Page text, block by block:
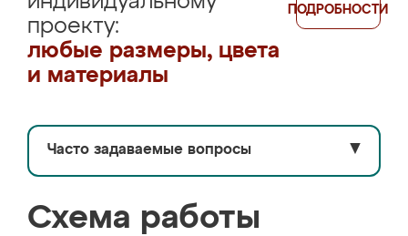
проекту:
любые размеры, цвета
и материалы
ПОДРОБНОСТИ
Часто задаваемые вопросы ▼
Схема работы